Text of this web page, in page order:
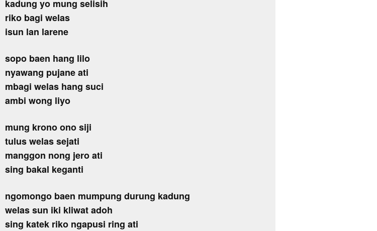
kadung yo mung selisih
riko bagi welas
isun lan larene
sopo baen hang lilo
nyawang pujane ati
mbagi welas hang suci
ambi wong liyo
mung krono ono siji
tulus welas sejati
manggon nong jero ati
sing bakal keganti
ngomongo baen mumpung durung kadung
welas sun iki kliwat adoh
sing katek riko ngapusi ring ati